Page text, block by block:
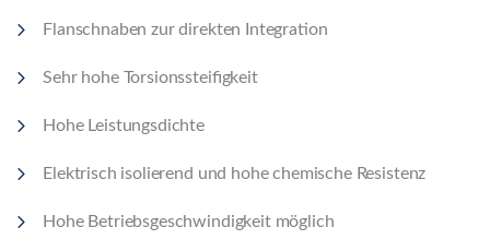
Flanschnaben zur direkten Integration
Sehr hohe Torsionssteifigkeit
Hohe Leistungsdichte
Elektrisch isolierend und hohe chemische Resistenz
Hohe Betriebsgeschwindigkeit möglich